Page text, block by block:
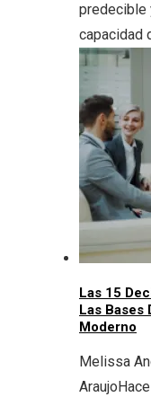
predecible
capacidad
Las 15
Las Bases
Moderno
Melissa
Araujo